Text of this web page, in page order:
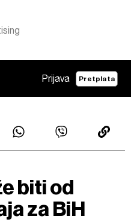
Prijava Pretplata
biti od
za BiH